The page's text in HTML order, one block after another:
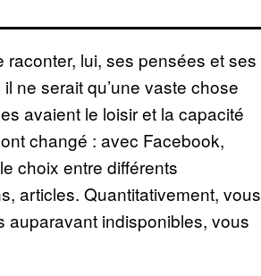
raconter, lui, ses pensées et ses
ne serait qu’une vaste chose
avaient le loisir et la capacité
changé : avec Facebook,
choix entre différents
articles. Quantitativement, vous
auparavant indisponibles, vous